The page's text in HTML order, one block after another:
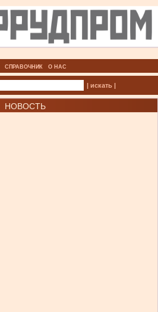
СПРАВОЧНИК О НАС
| искать |
НОВОСТЬ